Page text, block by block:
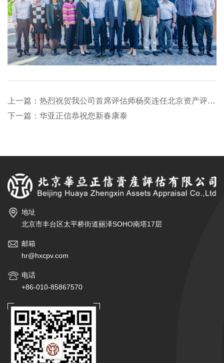
上一篇：热烈祝贺我公司首席评估师杨奕连任北京资产评估协会第三届理事会理事
下一篇：华亚正信恭祝您新春康泰
地址
北京市丰台区太平桥街道丽泽SOHO南塔17层
邮箱
hr@hxcpv.com
电话
+86-010-85867570